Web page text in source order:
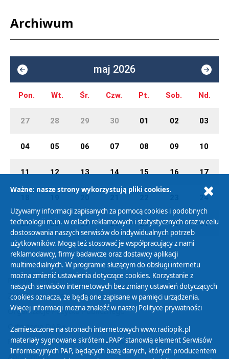
Archiwum
maj 2026
Pon. Wt. Śr. Czw. Pt. Sob. Nd.
27 28 29 30 01 02 03
04 05 06 07 08 09 10
11 12 13 14 15 16 17
24
25 26 27 28 29 30 31
Polityka Prywatności
Zasady korzystania z Serwisu
Organizacje Pożytku Publicznego
Cyfryzacja DAB+
Polityka ochrony danych osobowych
Abonament
Ważne: nasze strony wykorzystują pliki cookies.
Używamy informacji zapisanych za pomocą cookies i podobnych
technologii m.in. w celach reklamowych i statystycznych oraz w celu
dostosowania naszych serwisów do indywidualnych potrzeb
użytkowników. Mogą też stosować je współpracujący z nami
reklamodawcy, firmy badawcze oraz dostawcy aplikacji
multimedialnych. W programie służącym do obsługi internetu
można zmienić ustawienia dotyczące cookies. Korzystanie z
naszych serwisów internetowych bez zmiany ustawień dotyczących
cookies oznacza, że będą one zapisane w pamięci urządzenia.
Więcej informacji można znaleźć w naszej Polityce prywatności
Zamieszczone na stronach internetowych www.radiopik.pl
materiały sygnowane skrótem „PAP” stanowią element Serwisów
Informacyjnych PAP, będących bazą danych, których producentem